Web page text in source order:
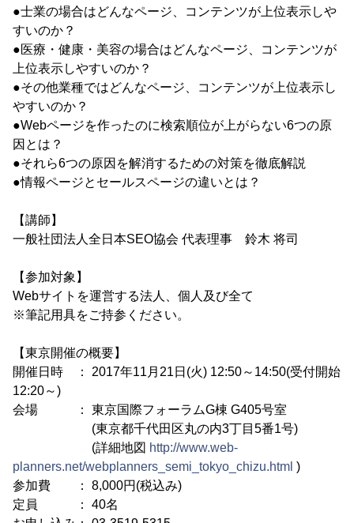
●士業の場合はどんなページ、コンテンツが上位表示しや
すいのか？
●医療・健康・美容の場合はどんなページ、コンテンツが
上位表示しやすいのか？
●その他業種ではどんなページ、コンテンツが上位表示し
やすいのか？
●Webページを作ったのに検索順位が上がらない6つの原
因とは？
●それら6つの原因を解消するための対策を徹底解説
●情報ページとセールスページの違いとは？
【講師】
一般社団法人全日本SEO協会 代表理事 鈴木 将司
【参加対象】
Webサイトを運営する法人、個人及び全て
※筆記用具をご持参ください。
【東京開催の概要】
開催日時 ： 2017年11月21日(火) 12:50～14:50(受付開始
12:20～)
会場 ： 東京国際フォーラムG棟 G405号室
(東京都千代田区丸の内3丁目5番1号)
(詳細地図 http://www.web-
planners.net/webplanners_semi_tokyo_chizu.html )
参加費 ： 8,000円(税込み)
定員 ： 40名